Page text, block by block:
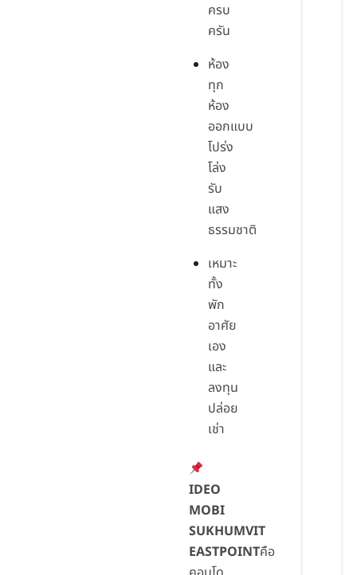
ครบ
ครัน
ห้อง
ทุก
ห้อง
ออกแบบ
โปร่ง
โล่ง
รับ
แสง
ธรรมชาติ
เหมาะ
ทั้ง
พัก
อาศัย
เอง
และ
ลงทุน
ปล่อย
เช่า
IDEO
MOBI
SUKHUMVIT
EASTPOINTคือ